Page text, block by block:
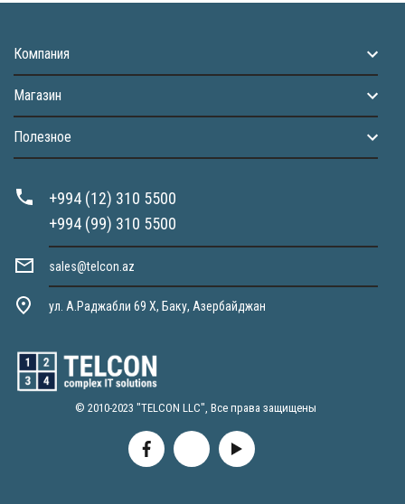
Компания
Магазин
Полезное
+994 (12) 310 5500
+994 (99) 310 5500
sales@telcon.az
ул. А.Раджабли 69 X, Баку, Азербайджан
© 2010-2023 "TELCON LLC", Все права защищены